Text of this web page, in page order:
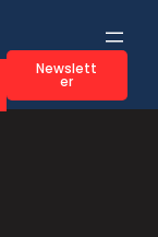
Newslett
er